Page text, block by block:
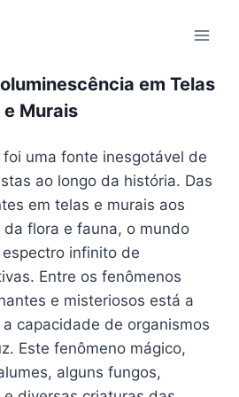
em Telas
e Murais
uma fonte inesgotável de
ao longo da história. Das
em telas e murais aos
flora e fauna, o mundo
infinito de
Entre os fenômenos
e misteriosos está a
capacidade de organismos
Este fenômeno mágico,
alguns fungos,